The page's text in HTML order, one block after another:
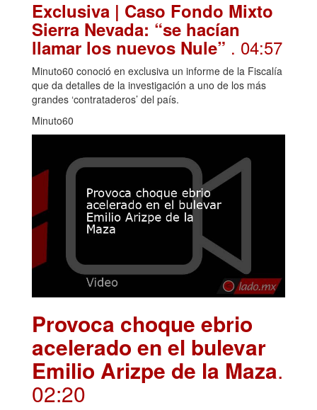
Exclusiva | Caso Fondo Mixto
Sierra Nevada: “se hacían
llamar los nuevos Nule” . 04:57
Minuto60 conoció en exclusiva un informe de la Fiscalía
que da detalles de la investigación a uno de los más
grandes ‘contrataderos’ del país.
Minuto60
Provoca choque ebrio
acelerado en el bulevar
Emilio Arizpe de la Maza.
02:20